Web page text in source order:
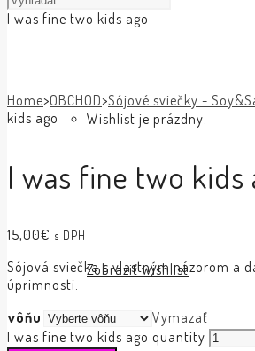
Wishlist je prázdny.
Zobraziť wishlist
I was fine two kids ago
Home>OBCHOD>Sójové sviečky -
kids ago
I was fine two kids
15,00€ s DPH
Sójová sviečka s vlastným názorom a
úprimnosti.
vôňu
Vymazať
I was fine two kids ago quantity